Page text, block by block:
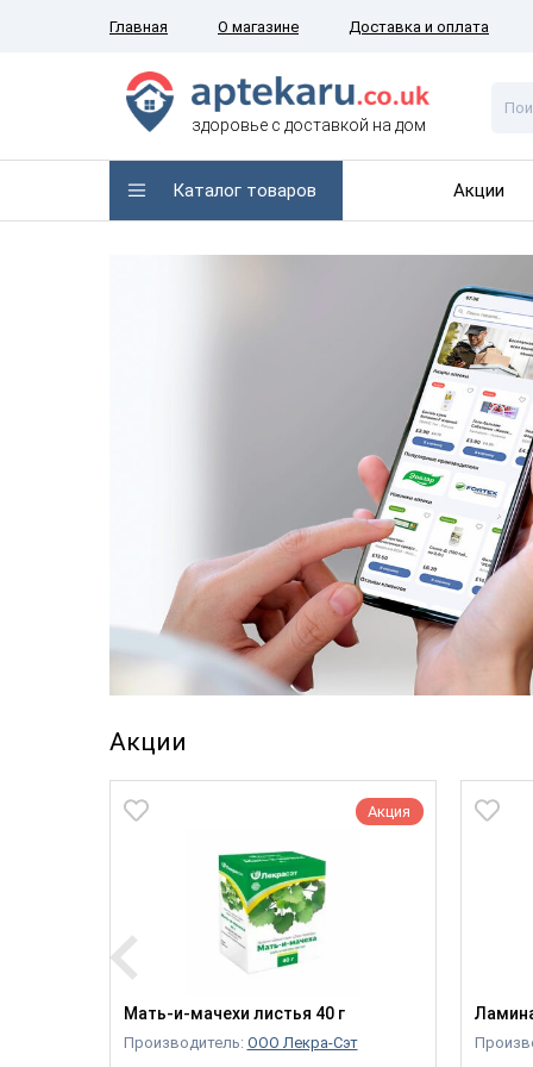
Главная О магазине Доставка и оплата
здоровье с доставкой на дом
Каталог товаров Акции
Акции
Акция
Мать-и-мачехи листья 40 г
Производитель: ООО Лекра-Сэт